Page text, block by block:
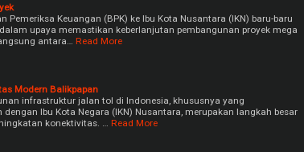
Pemeriksa Keuangan (BPK) ke Ibu Kota Nusantara (IKN) baru-baru
upaya memastikan keberlanjutan pembangunan proyek mega
antara…
Read More
Modern Balikpapan
infrastruktur jalan tol di Indonesia, khususnya yang
Ibu Kota Negara (IKN) Nusantara, merupakan langkah besar
konektivitas. …
Read More